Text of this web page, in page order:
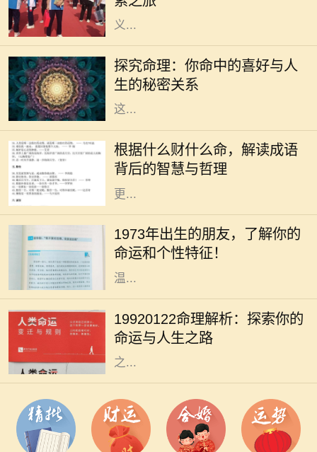
们都在用自己的方式诠释着梦想的意
义...
探究命理：你命中的喜好与人
生的秘密关系
在传统的中华文化中，命理学一直是
人们关注的一个重要领域。通过生辰
八字，许多人尝试了解自己的命运，
探索人生的喜好和方向。我们常听到
这...
根据什么财什么命，解读成语
背后的智慧与哲理
在中华文化的浩瀚海洋中，成语作为
语言的瑰宝，蕴含着深刻的道理和智
慧。“根据什么财什么命”这一说法，
启示我们通过对成语的解读，能够
更...
1973年出生的朋友，了解你的
命运和个性特征！
你是否曾经好奇过，1973年出生的人
究竟有着怎样的命运与个性？在中国
传统命理学中，1973年属于水兔年。
水兔既象征着灵动与智慧，又代表着
温...
19920122命理解析：探索你的
命运与人生之路
人生如梦，命运似水，每个人的生辰
八字都藏着独特的秘密。对于出生于
1992年1月22日的人来说，他们的命
理特征和人生道路又有什么样的特别
之...